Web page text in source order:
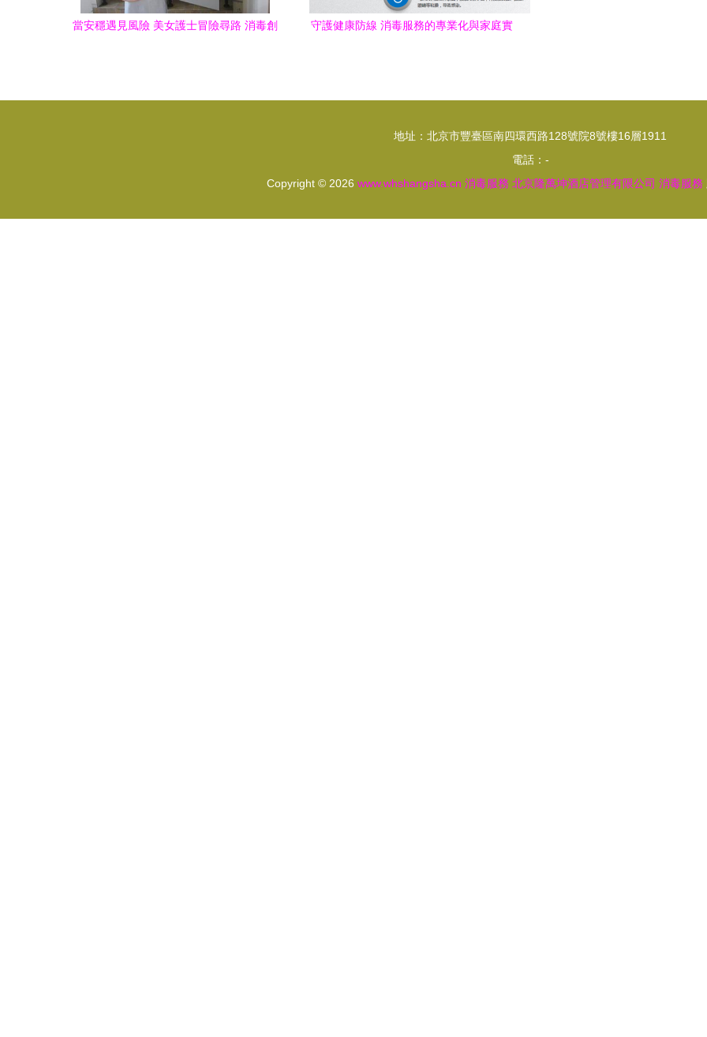
當安穩遇見風險 美女護士冒險尋路 消毒創
守護健康防線 消毒服務的專業化與家庭實
地址：北京市豐臺區南四環西路128號院8號樓16層1911
電話：-
Copyright © 2026 www.whshangsha.cn 消毒服務 北京隆萬坤酒店管理有限公司 消毒服務